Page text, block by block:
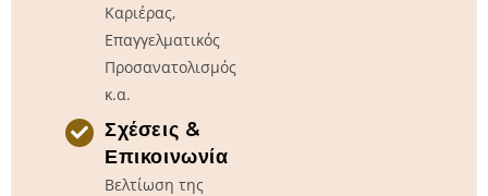
Καριέρας,
Επαγγελματικός
Προσανατολισμός
κ.α.
Σχέσεις &
Επικοινωνία
Βελτίωση της